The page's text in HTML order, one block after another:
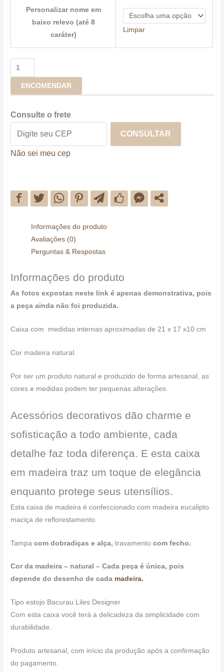
Personalizar nome em
baixo relevo (até 8
caráter)
Limpar
ENCOMENDAR
Consulte o frete
CONSULTAR
Não sei meu cep
Informações do produto
Avaliações (0)
Perguntas & Respostas
Informações do produto
As fotos expostas neste link é apenas demonstrativa, pois
a peça ainda não foi produzida.
Caixa com medidas internas aproximadas de 21 x 17 x10 cm
Cor madeira natural.
Por ser um produto natural e produzido de forma artesanal, as
cores e medidas podem ter pequenas alterações.
Acessórios decorativos dão charme e
sofisticação a todo ambiente, cada
detalhe faz toda diferença. E esta caixa
em madeira traz um toque de elegância
enquanto protege seus utensílios.
Esta caixa de madeira é confeccionado com madeira eucalipto
maciça de reflorestamento.
Tampacom dobradiças e alça, travamentocom fecho.
Cor da madeira – natural – Cada peça é única, pois
depende do desenho de cada madeira.
Tipo estojo Bacurau Liles Designer
Com esta caixa você terá a delicadeza da simplicidade com
durabilidade.
Produto artesanal, com início da produção após a confirmação
do pagamento.